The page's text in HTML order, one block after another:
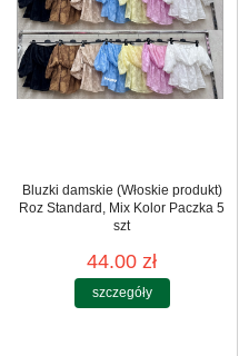
Bluzki damskie (Włoskie produkt)
Roz Standard, Mix Kolor Paczka 5
szt
44.00 zł
szczegóły